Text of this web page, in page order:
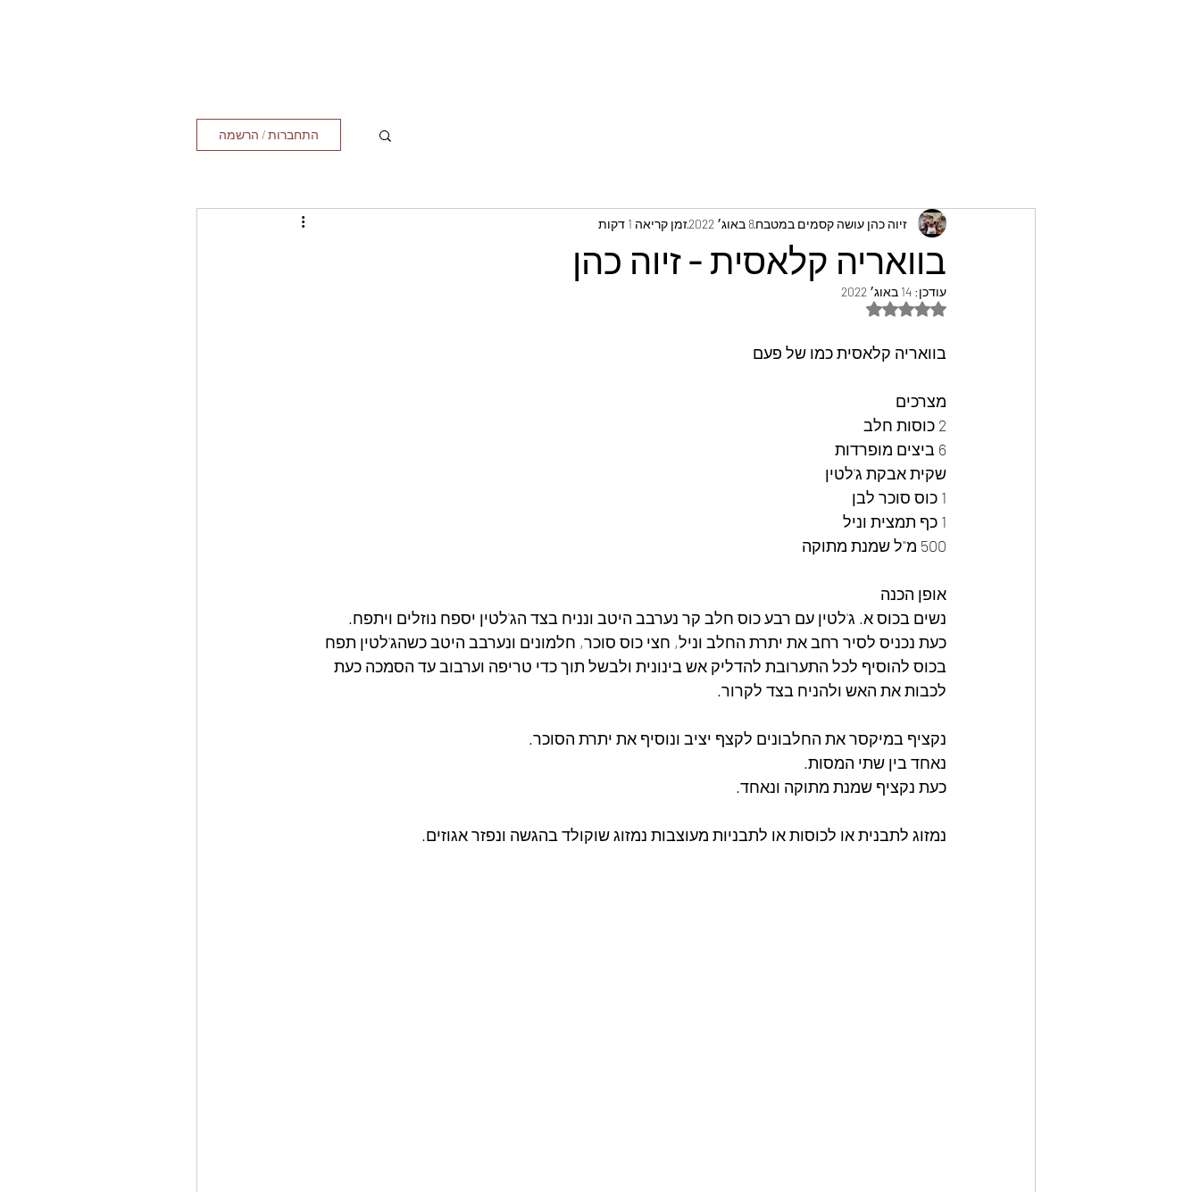
התחברות / הרשמה
בוואריה קלאסית - זיוה כהן
זיוה כהן עושה קסמים במטבח8 באוג׳ 2022 זמן קריאה 1 דקות
עודכן: 14 באוג׳ 2022
דירוג של NaN מתוך 5 כוכבים
בוואריה קלאסית כמו של פעם
מצרכים
2 כוסות חלב
6 ביצים מופרדות
שקית אבקת ג'לטין
1 כוס סוכר לבן
1 כף תמצית וניל
500 מ"ל שמנת מתוקה
אופן הכנה
נשים בכוס א. ג'לטין עם רבע כוס חלב קר נערבב היטב ונניח בצד הג'לטין יספח נוזלים ויתפח.
כעת נכניס לסיר רחב את יתרת החלב וניל, חצי כוס סוכר, חלמונים ונערבב היטב כשהג'לטין תפח
בכוס להוסיף לכל התערובת להדליק אש בינונית ולבשל תוך כדי טריפה וערבוב עד הסמכה כעת
לכבות את האש ולהניח בצד לקרור.
נקציף במיקסר את החלבונים לקצף יציב ונוסיף את יתרת הסוכר.
נאחד בין שתי המסות.
כעת נקציף שמנת מתוקה ונאחד.
נמזוג לתבנית או לכוסות או לתבניות מעוצבות נמזוג שוקולד בהגשה ונפזר אגוזים.